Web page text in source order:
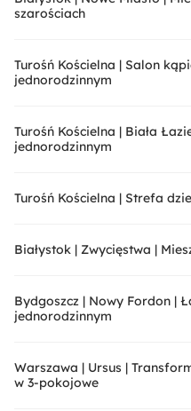
szarościach
Turośń Kościelna | Salon
jednorodzinnym
Turośń Kościelna | Biała
jednorodzinnym
Turośń Kościelna | Strefa
Białystok | Zwycięstwa |
Bydgoszcz | Nowy Fordon |
jednorodzinnym
Warszawa | Ursus |
w 3-pokojowe